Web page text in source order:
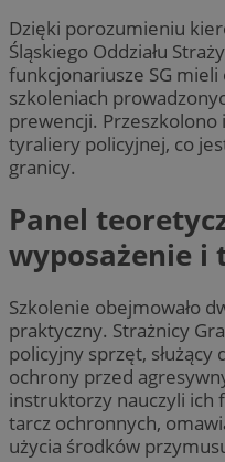
Dzięki porozumieniu
Śląskiego Oddziału
funkcjonariusze SG
szkoleniach
prewencji.
tyraliery policyjnej, co
granicy.
Panel
wyposażenie i
Szkolenie obejmowało
praktyczny. Strażnicy
policyjny sprzęt, służący
ochrony przed
instruktorzy nauczyli ich
tarcz ochronnych,
użycia środków